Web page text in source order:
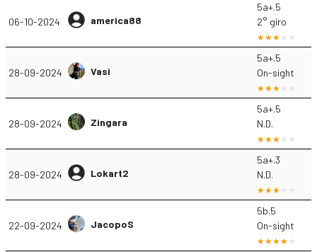
06-10-2024 america88
5a+.5
2° giro
28-09-2024 Vasi
5a+.5
On-sight
28-09-2024 Zingara
5a+.5
N.D.
28-09-2024 Lokart2
5a+.3
N.D.
22-09-2024 JacopoS
5b.5
On-sight